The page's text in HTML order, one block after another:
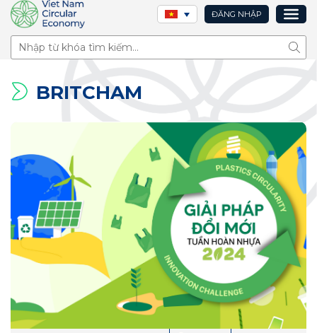
ĐĂNG NHẬP
Tìm
BRITCHAM